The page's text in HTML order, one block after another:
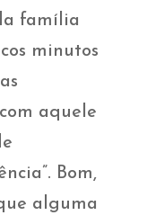
família
minutos
aquele
Bom,
alguma